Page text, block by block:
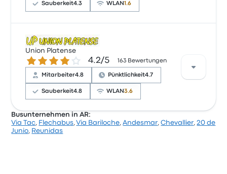
bei 10 €Sauberkeit4.3 WLAN1.6
Basierend auf 349 Bewertungen wurde das
Unternehmen auf Busbud mit 4 Sternen bewertet.
Reisende waren besonders zufrieden mit Personal
über WLAN. Ticketpreise von El Aguila für diese Reise
beginnen bei 10 €
Union Platense
4.2 von 5 Sternen4.2/5 163 Bewertungen
Mitarbeiter4.8 Pünktlichkeit4.7
Sauberkeit4.8 WLAN3.6
Basierend auf 163 Bewertungen wurde das
Busunternehmen in AR:
Via Tac, Flechabus,Via Bariloche,Andesmar,Chevallier,20 de
Junio, Reunidas